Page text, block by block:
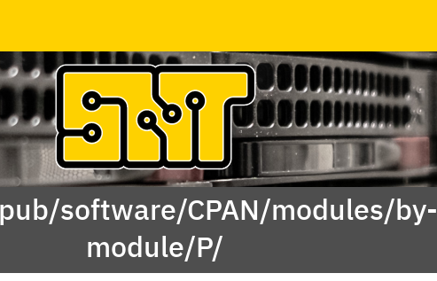
software/CPAN/modules/by-
module/P/